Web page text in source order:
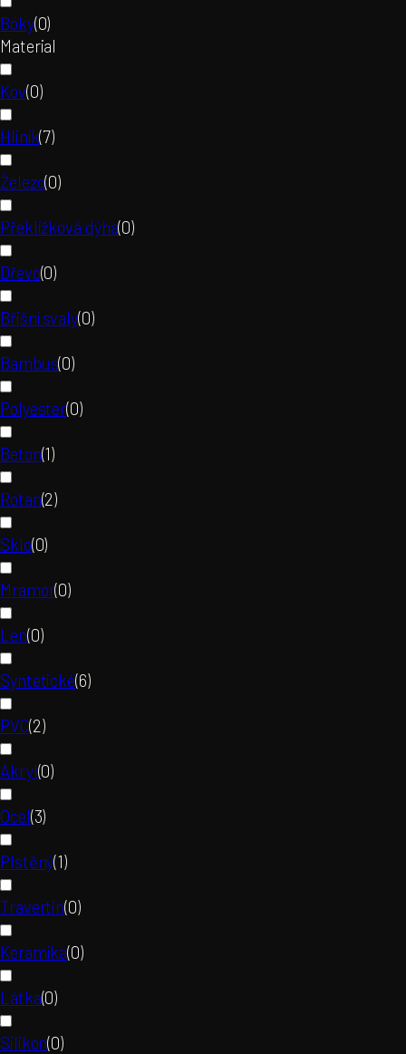
Boky(0)
Material
Kov(0)
Hliník(7)
Železo(0)
Překližková dýha(0)
Dřevo(0)
Břišní svaly(0)
Bambus(0)
Polyester(0)
Beton(1)
Rotan(2)
Sklo(0)
Mramor(0)
Len(0)
Syntetické(6)
PVC(2)
Akryl(0)
Ocel(3)
Plstěný(1)
Travertin(0)
Keramika(0)
Látka(0)
Silikon(0)